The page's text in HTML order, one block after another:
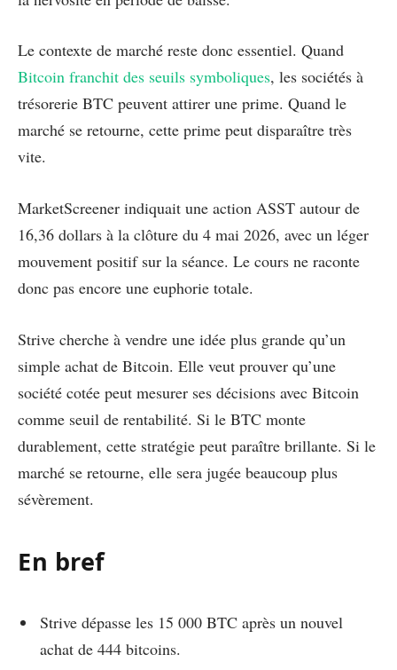
Le contexte de marché reste donc essentiel. Quand
Bitcoin franchit des seuils symboliques, les sociétés à
trésorerie BTC peuvent attirer une prime. Quand le
marché se retourne, cette prime peut disparaître très
vite.
MarketScreener indiquait une action ASST autour de
16,36 dollars à la clôture du 4 mai 2026, avec un léger
mouvement positif sur la séance. Le cours ne raconte
donc pas encore une euphorie totale.
Strive cherche à vendre une idée plus grande qu’un
simple achat de Bitcoin. Elle veut prouver qu’une
société cotée peut mesurer ses décisions avec Bitcoin
comme seuil de rentabilité. Si le BTC monte
durablement, cette stratégie peut paraître brillante. Si le
marché se retourne, elle sera jugée beaucoup plus
sévèrement.
En bref
Strive dépasse les 15 000 BTC après un nouvel
achat de 444 bitcoins.